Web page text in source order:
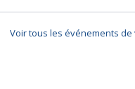
Voir tous les événements de